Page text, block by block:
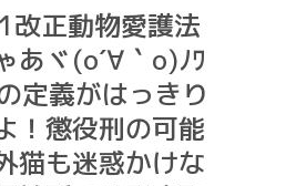
正動物愛護法
あヾ(o´∀｀o)ﾉﾜ
定義がはっきり
！懲役刑の可能
猫も迷惑かけな